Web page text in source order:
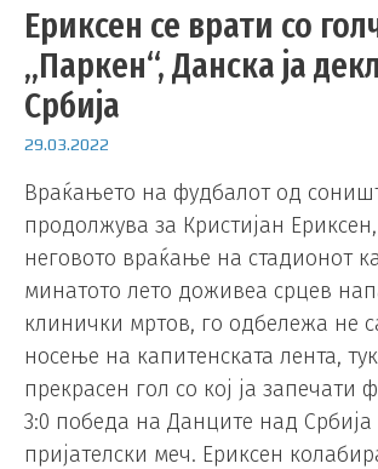
Ериксен се врати со
„Паркен“, Данска ја
Србија
29.03.2022
Враќањето на фудбалот од
продолжува за Кристијан
неговото враќање на стадионот
минатото лето доживеа срцев
клинички мртов, го одбележа не
носење на капитенската лента,
прекрасен гол со кој ја запечати
3:0 победа на Данците над Србија
пријателски меч. Ериксен